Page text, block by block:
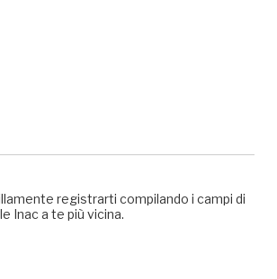
registrarti compilando i campi di
Inac a te più vicina.